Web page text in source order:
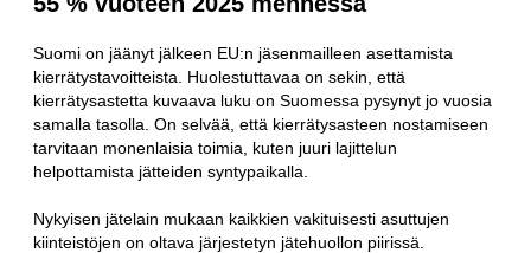
Suomi on jäänyt jälkeen EU:n jäsenmailleen asettamista
kierrätystavoitteista. Huolestuttavaa on sekin, että
kierrätysastetta kuvaava luku on Suomessa pysynyt jo vuosia
samalla tasolla. On selvää, että kierrätysasteen nostamiseen
tarvitaan monenlaisia toimia, kuten juuri lajittelun
helpottamista jätteiden syntypaikalla.
Nykyisen jätelain mukaan kaikkien vakituisesti asuttujen
kiinteistöjen on oltava järjestetyn jätehuollon piirissä.